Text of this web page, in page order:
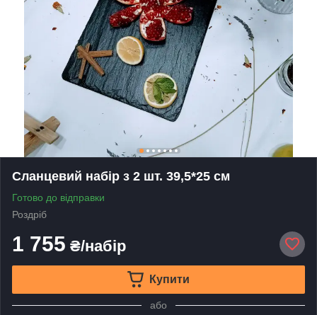
Сланцевий набір з 2 шт. 39,5*25 см
Готово до відправки
Роздріб
1 755 ₴/набір
Купити
або